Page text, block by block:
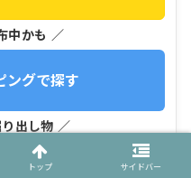
中かも ／
ングで探す
出し物 ／
探すトップ サイドバー